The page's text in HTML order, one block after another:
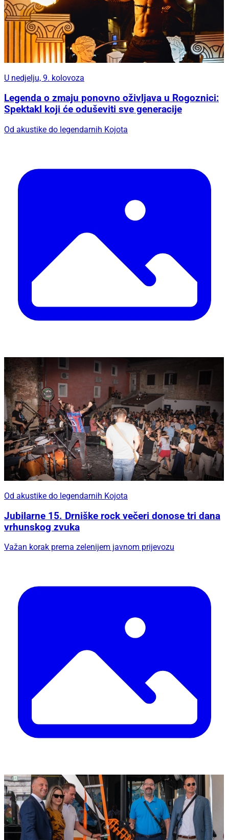
U nedjelju, 9. kolovoza
Legenda o zmaju ponovno oživljava u Rogoznici:
Spektakl koji će oduševiti sve generacije
Od akustike do legendarnih Kojota
Od akustike do legendarnih Kojota
Jubilarne 15. Drniške rock večeri donose tri dana
vrhunskog zvuka
Važan korak prema zelenijem javnom prijevozu